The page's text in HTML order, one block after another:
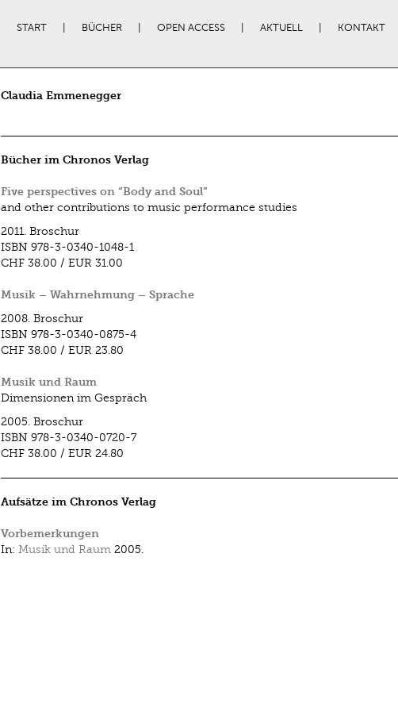
START BÜCHER OPEN ACCESS AKTUELL KONTAKT
Claudia Emmenegger
Bücher im Chronos Verlag
Five perspectives on “Body and Soul”
and other contributions to music performance studies
2011. Broschur
ISBN 978-3-0340-1048-1
CHF 38.00 / EUR 31.00
Musik – Wahrnehmung – Sprache
2008. Broschur
ISBN 978-3-0340-0875-4
CHF 38.00 / EUR 23.80
Musik und Raum
Dimensionen im Gespräch
2005. Broschur
ISBN 978-3-0340-0720-7
CHF 38.00 / EUR 24.80
Aufsätze im Chronos Verlag
Vorbemerkungen
In: Musik und Raum 2005.